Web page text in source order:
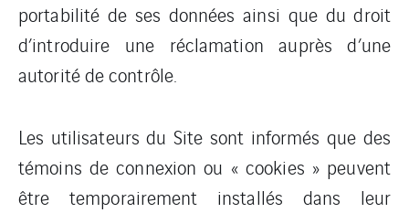
portabilité de ses données ainsi que du droit
d’introduire une réclamation auprès d’une
autorité de contrôle.
Les utilisateurs du Site sont informés que des
témoins de connexion ou « cookies » peuvent
être temporairement installés dans leur